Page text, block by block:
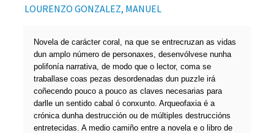
LOURENZO GONZALEZ, MANUEL
Novela de carácter coral, na que se entrecruzan as vidas
dun amplo número de personaxes, desenvólvese nunha
polifonía narrativa, de modo que o lector, coma se
traballase coas pezas desordenadas dun puzzle irá
coñecendo pouco a pouco as claves necesarias para
darlle un sentido cabal ó conxunto. Arqueofaxia é a
crónica dunha destrucción ou de múltiples destruccións
entretecidas. A medio camiño entre a novela e o libro de